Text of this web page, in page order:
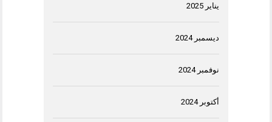
يناير 2025
ديسمبر 2024
نوفمبر 2024
أكتوبر 2024